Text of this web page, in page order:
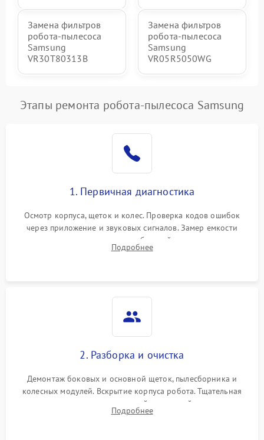
Замена фильтров
робота-пылесоса
Samsung
VR30T80313B
Замена фильтров
робота-пылесоса
Samsung
VR05R5050WG
Этапы ремонта робота-пылесоса Samsung
1. Первичная диагностика
Осмотр корпуса, щеток и колес. Проверка кодов ошибок
через приложение и звуковых сигналов. Замер емкости
аккумулятора и тестирование базовой станции зарядки.
Оценка работы лидара, бампера и датчиков падения для
Подробнее
2. Разборка и очистка
Демонтаж боковых и основной щеток, пылесборника и
колесных модулей. Вскрытие корпуса робота. Тщательная
очистка внутренних полостей, шестерней и плат от
скопившейся пыли, волос и шерсти животных с
Подробнее